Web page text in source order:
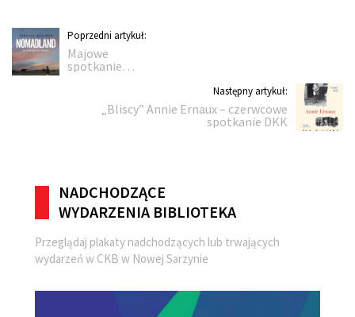
Nawigacja
wpisu
Poprzedni artykuł:
Poprzedni
artykuł:
Majowe
spotkanie
Następny artykuł:
artykuł:„Bliscy” Annie Ernaux – czerwcowe
spotkanie DKK
NADCHODZĄCE
WYDARZENIA BIBLIOTEKA
Przeglądaj plakaty nadchodzących lub trwających
wydarzeń w CKB w Nowej Sarzynie